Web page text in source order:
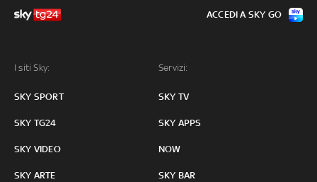
I siti Sky:
SKY SPORT
SKY TG24
SKY VIDEO
SKY ARTE
Servizi:
SKY TV
SKY APPS
NOW
SKY BAR
ACCEDI A SKY GO